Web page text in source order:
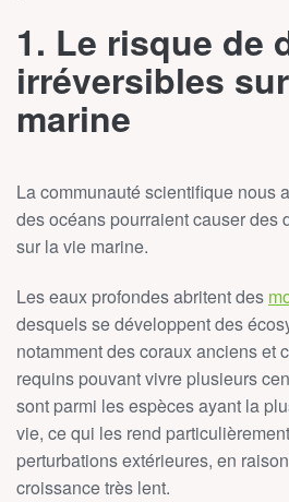
1. Le risque de
irréversibles
marine
La communauté scientifique nous
des océans pourraient causer des
sur la vie marine.
Les eaux profondes abritent des
desquels se développent des
notamment des coraux anciens et
requins pouvant vivre plusieurs
sont parmi les espèces ayant la
vie, ce qui les rend
perturbations extérieures, en
croissance très lent.